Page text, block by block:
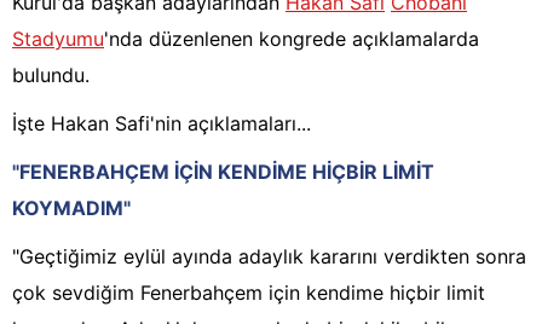
Stadyumu'nda düzenlenen kongrede açıklamalarda
bulundu.
İşte Hakan Safi'nin açıklamaları...
"FENERBAHÇEM İÇİN KENDİME HİÇBİR LİMİT
KOYMADIM"
"Geçtiğimiz eylül ayında adaylık kararını verdikten sonra
çok sevdiğim Fenerbahçem için kendime hiçbir limit